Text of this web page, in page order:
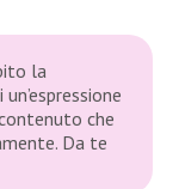
la
che
Da te